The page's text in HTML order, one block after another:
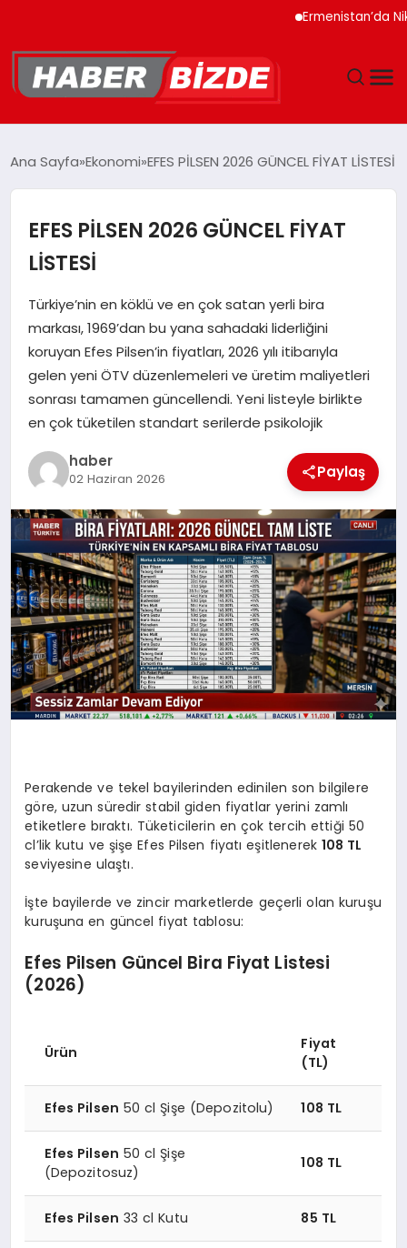
Ermenistan’da Nikol
YAŞAM
EKONOMI
MAGAZIN
SPOR
TEKNOLOJI
Ana Sayfa Ekonomi EFES PİLSEN 2026 GÜNCEL FİYAT LİSTESİ
EFES PİLSEN 2026 GÜNCEL FİYAT
LİSTESİ
Türkiye’nin en köklü ve en çok satan yerli bira
markası, 1969’dan bu yana sahadaki liderliğini
koruyan Efes Pilsen’in fiyatları, 2026 yılı itibarıyla
gelen yeni ÖTV düzenlemeleri ve üretim maliyetleri
sonrası tamamen güncellendi. Yeni listeyle birlikte
en çok tüketilen standart serilerde psikolojik
haber
02 Haziran 2026 Paylaş
Perakende ve tekel bayilerinden edinilen son bilgilere
göre, uzun süredir stabil giden fiyatlar yerini zamlı
etiketlere bıraktı. Tüketicilerin en çok tercih ettiği 50
cl’lik kutu ve şişe Efes Pilsen fiyatı eşitlenerek 108 TL
seviyesine ulaştı.
İşte bayilerde ve zincir marketlerde geçerli olan kuruşu
kuruşuna en güncel fiyat tablosu:
Efes Pilsen Güncel Bira Fiyat Listesi
(2026)
Ürün
Fiyat
(TL)
Efes Pilsen 50 cl Şişe (Depozitolu) 108 TL
Efes Pilsen 50 cl Şişe
(Depozitosuz)
108 TL
Efes Pilsen 33 cl Kutu 85 TL